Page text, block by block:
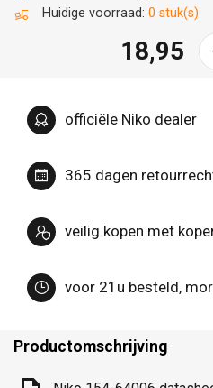
Huidige voorraad: 0 stuk(s)
18,95
officiële Niko dealer
365 dagen
veilig kopen met
voor 21u besteld,
Productomschrijving